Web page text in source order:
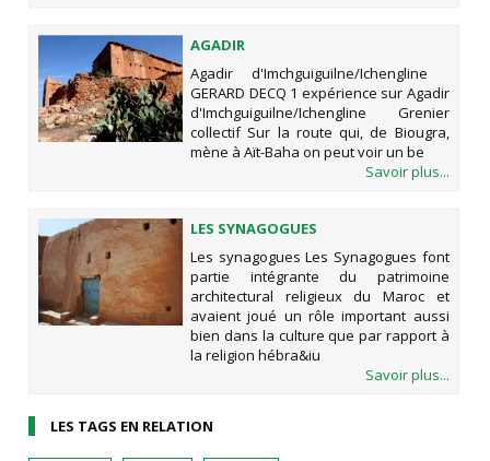
AGADIR
D'IMCHGUIGUILNE/ICHENGLINE
Agadir d'Imchguiguilne/Ichengline
GERARD DECQ 1 expérience sur Agadir
d'Imchguiguilne/Ichengline Grenier
collectif Sur la route qui, de Biougra,
mène à Aït-Baha on peut voir un be
Savoir plus...
LES SYNAGOGUES
Les synagogues Les Synagogues font
partie intégrante du patrimoine
architectural religieux du Maroc et
avaient joué un rôle important aussi
bien dans la culture que par rapport à
la religion hébra&iu
Savoir plus...
LES TAGS EN RELATION